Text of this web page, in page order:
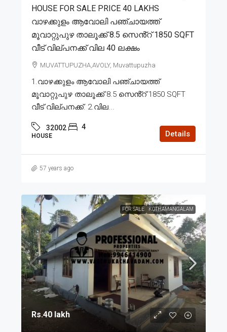
HOUSE FOR SALE PRICE 40 LAKHS
വാഴക്കുളം ആവോലി പഞ്ചായത്ത്
മൂവാറ്റുപുഴ താലൂക്ക് 8.5 സെൻ്റ് 1850 SQFT
വീട് വില്പനക്ക് വില 40 ലക്ഷം
MUVATTUPUZHA,AVOLY, Muvattupuzha
1.വാഴക്കുളം ആവോലി പഞ്ചായത്ത്
മൂവാറ്റുപുഴ താലൂക്ക് 8.5 സെൻ്റ് 1850 SQFT
വീട് വില്പനക്ക്. 2.വില...
32002 4
HOUSE Details
57 years ago
FOR SALE KOTHAMANGALAM
Rs.40 lakh